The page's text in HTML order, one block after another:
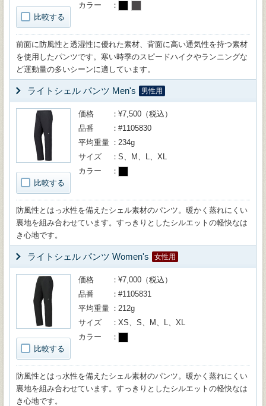
比較する
カラー
前面に防風性と透湿性に優れた素材、背面に高い通気性を持つ素材
を使用したパンツです。寒い時季のスピードハイクやランニングな
ど運動量の多いシーンに適しています。
ライトシェル パンツ Men's 男性用
比較する
価格
¥7,500（税込）
品番
#1105830
平均重量
234g
サイズ
S、M、L、XL
カラー
防風性とはっ水性を備えたシェル素材のパンツ。暖かく蒸れにくい
裏地を組み合わせています。すっきりとしたシルエットの軽快なは
き心地です。
ライトシェル パンツ Women's 女性用
比較する
価格
¥7,000（税込）
品番
#1105831
平均重量
212g
サイズ
XS、S、M、L、XL
カラー
防風性とはっ水性を備えたシェル素材のパンツ。暖かく蒸れにくい
裏地を組み合わせています。すっきりとしたシルエットの軽快なは
き心地です。